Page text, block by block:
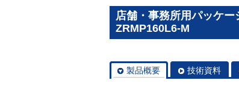
店舗・事務所用パッケ
ZRMP160L6-M
製品概要 技術資料